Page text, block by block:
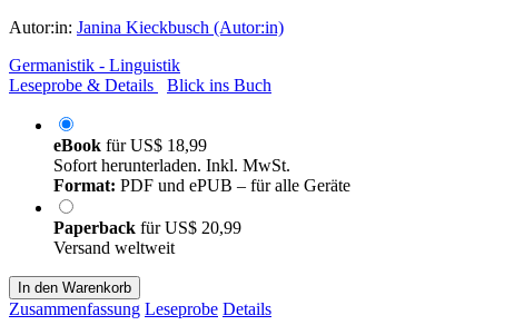
Autor:in: Janina Kieckbusch (Autor:in)
Germanistik - Linguistik
Leseprobe & Details
Blick ins Buch
eBook fürUS$ 18,99
Sofort herunterladen. Inkl. MwSt.
Format: PDF und ePUB – für alle Geräte
Paperback fürUS$ 20,99
Versand weltweit
In den Warenkorb
Zusammenfassung Leseprobe Details